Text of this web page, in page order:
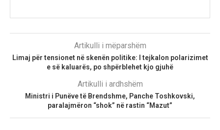
Artikulli i mëparshëm
Limaj për tensionet në skenën politike: I tejkalon polarizimet
e së kaluarës, po shpërblehet kjo gjuhë
Artikulli i ardhshëm
Ministri i Punëve të Brendshme, Panche Toshkovski,
paralajmëron “shok” në rastin “Mazut”